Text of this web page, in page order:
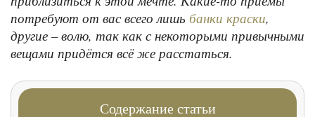
потребуют от вас всего лишь банки краски,
другие – волю, так как с некоторыми привычными
вещами придётся всё же расстаться.
Содержание статьи